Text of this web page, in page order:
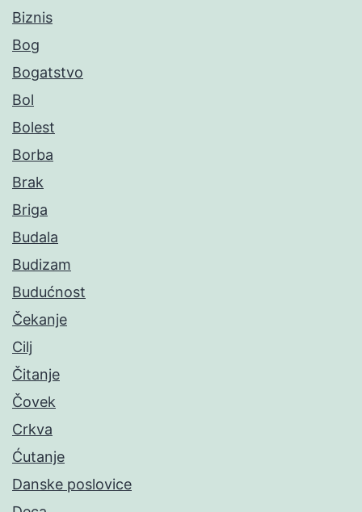
Biznis
Bog
Bogatstvo
Bol
Bolest
Borba
Brak
Briga
Budala
Budizam
Budućnost
Čekanje
Cilj
Čitanje
Čovek
Crkva
Ćutanje
Danske poslovice